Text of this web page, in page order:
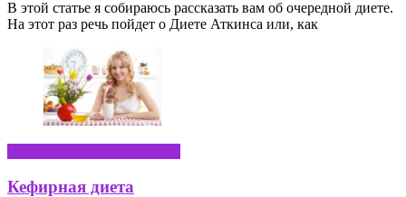
В этой статье я собираюсь рассказать вам об очередной диете.
На этот раз речь пойдет о Диете Аткинса или, как
Кефирная диета